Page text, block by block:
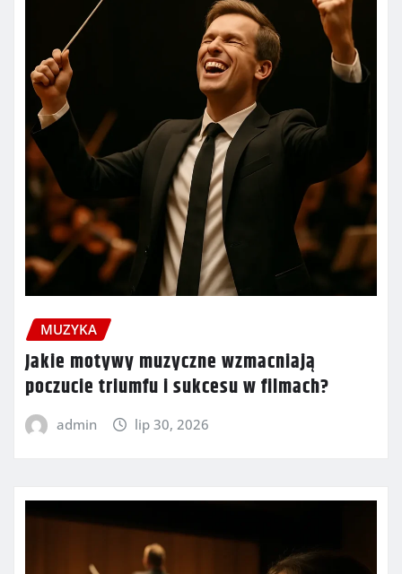
MUZYKA
Jakie motywy muzyczne wzmacniają
poczucie triumfu i sukcesu w filmach?
admin lip 30, 2026